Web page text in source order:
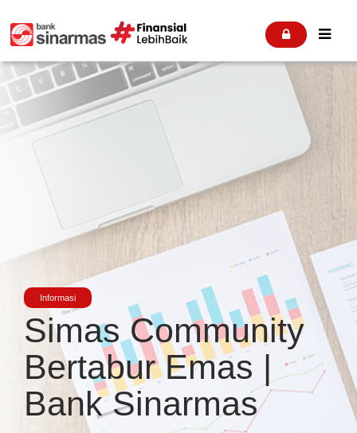
 
Informasi
Simas Community
Bertabur Emas |
Bank Sinarmas